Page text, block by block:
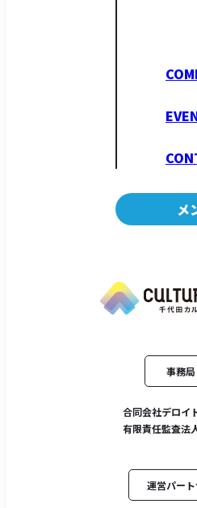
メ
事務局
合同会社デロイ
有限責任監査法
運営パー